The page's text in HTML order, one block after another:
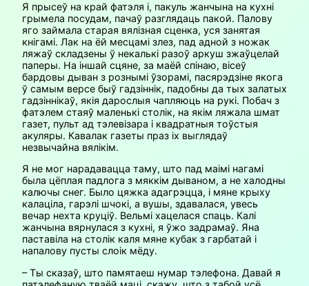
Я прысеў на край фатэля і, пакуль жанчына на кухні
грымела посудам, пачаў разглядаць пакой. Палову
яго займала старая вялізная сценка, уся занятая
кнігамі. Лак на ёй месцамі злез, пад адной з ножак
ляжаў скла­дзены ў некалькі разоў аркуш зжаўцелай
паперы. На іншай сцяне, за маёй спінаю, вісеў
бардовы дыван з рознымі ўзорамі, пасярэдзіне якога
ў самым версе быў гадзіннік, падобны да тых залатых
гадзіннікаў, якія дарослыя чапляюць на рукі. Побач з
фатэлем стаяў маленькі столік, на якім ляжала шмат
газет, пульт ад тэлевізара і квадратныя тоўстыя
акуляры. Кавалак газеты праз іх выглядаў
незвычайна вялікім.
Я не мог нарадавацца таму, што пад маімі нагамі
была цёплая падлога з мяккім дываном, а не халодны
калючы снег. Было цяжка адагрэцца, і мяне крыху
калаціла, гарэлі шчокі, а вушы, здавалася, увесь
вечар нехта круціў. Вельмі хацелася спаць. Калі
жанчына вярнулася з кухні, я ўжо задрамаў. Яна
паставіла на столік каля мяне кубак з гарбатай і
напалову пусты слоік мёду.
– Ты сказаў, што памятаеш нумар тэлефона. Давай я